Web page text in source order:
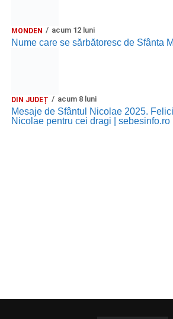
MONDEN acum 12 luni
Nume care se sărbătoresc de Sfânta
DIN JUDEȚ acum 8 luni
Mesaje de Sfântul Nicolae 2025.
Nicolae pentru cei dragi | sebesinfo.ro